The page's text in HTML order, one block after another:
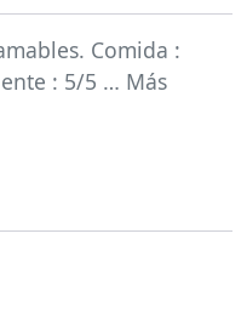
Comida :
: 5/5 … Más